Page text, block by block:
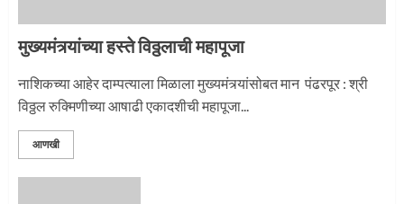
मुख्यमंत्र्यांच्या हस्ते विठ्ठलाची महापूजा
नाशिकच्या आहेर दाम्पत्याला मिळाला मुख्यमंत्र्यांसोबत मान पंढरपूर : श्री
विठ्ठल रुक्मिणीच्या आषाढी एकादशीची महापूजा...
आणखी